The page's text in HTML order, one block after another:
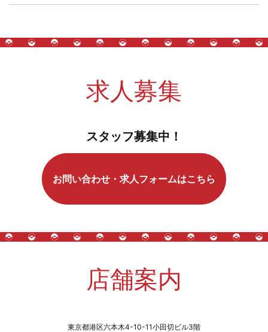
求人募集
スタッフ募集中！
お問い合わせ・求人フォームはこちら
店舗案内
東京都港区六本木4-10-11小田切ビル3階